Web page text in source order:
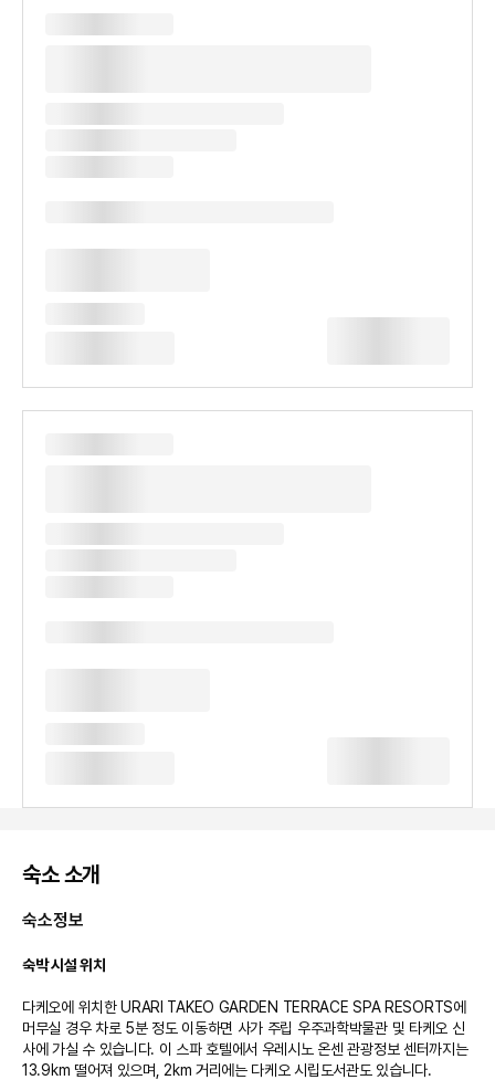
숙소 소개
숙소정보
숙박 시설 위치
다케오에 위치한 URARI TAKEO GARDEN TERRACE SPA RESORTS에
머무실 경우 차로 5분 정도 이동하면 사가 주립 우주과학박물관 및 타케오 신
사에 가실 수 있습니다. 이 스파 호텔에서 우레시노 온센 관광정보 센터까지는
13.9km 떨어져 있으며, 2km 거리에는 다케오 시립도서관도 있습니다.